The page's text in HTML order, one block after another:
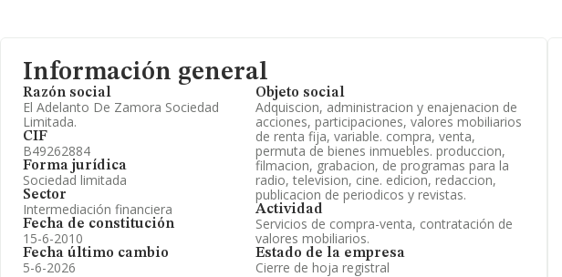
Información general
Razón social
El Adelanto De Zamora Sociedad
Limitada.
CIF
B49262884
Forma jurídica
Sociedad limitada
Sector
Intermediación financiera
Fecha de constitución
15-6-2010
Fecha último cambio
5-6-2026
Objeto social
Adquiscion, administracion y enajenacion de
acciones, participaciones, valores mobiliarios
de renta fija, variable. compra, venta,
permuta de bienes inmuebles. produccion,
filmacion, grabacion, de programas para la
radio, television, cine. edicion, redaccion,
publicacion de periodicos y revistas.
Actividad
Servicios de compra-venta, contratación de
valores mobiliarios.
Estado de la empresa
Cierre de hoja registral